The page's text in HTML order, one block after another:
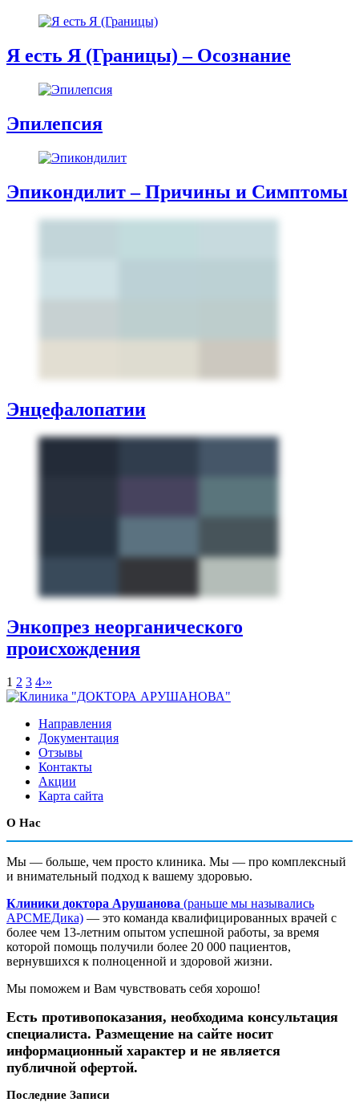
Я есть Я (Границы) – Осознание
Эпилепсия
Эпикондилит – Причины и Симптомы
Энцефалопатии
Энкопрез неорганического
происхождения
1 2 3 4›»
Направления
Документация
Отзывы
Контакты
Акции
Карта сайта
О Нас
Мы — больше, чем просто клиника. Мы — про комплексный
и внимательный подход к вашему здоровью.
Клиники доктора Арушанова (раньше мы назывались
АРСМЕДика) — это команда квалифицированных врачей с
более чем 13-летним опытом успешной работы, за время
которой помощь получили более 20 000 пациентов,
вернувшихся к полноценной и здоровой жизни.
Мы поможем и Вам чувствовать себя хорошо!
Есть противопоказания, необходима консультация
специалиста. Размещение на сайте носит
информационный характер и не является
публичной офертой.
Последние Записи